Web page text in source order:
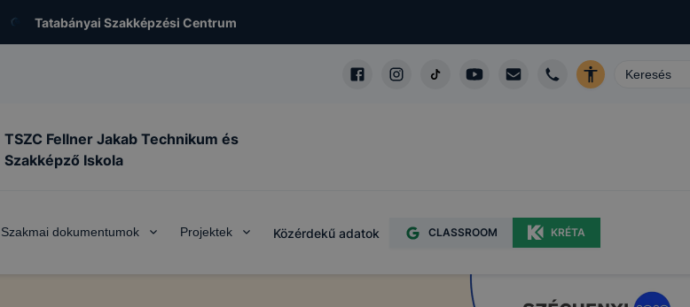
Tatabányai Szakképzési Centrum
TSZC Fellner Jakab Technikum és
Szakképző Iskola
Szakmai dokumentumok Projektek Közérdekű adatok CLASSROOM KRÉTA